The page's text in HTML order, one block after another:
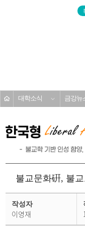
대학소식 금강뉴
금
상
불교문화硏, 불
작성자
이영재